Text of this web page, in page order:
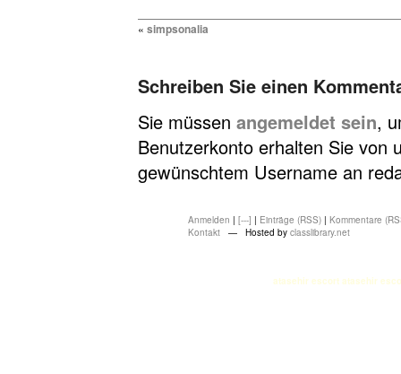
« simpsonalia
Schreiben Sie einen
Sie müssen angemeldet sein,
Benutzerkonto erhalten Sie von
gewünschtem Username an
Anmelden | [---] | Einträge (RSS) | Kommentare
Kontakt — Hosted by classlibrary.net
atasehir escort atasehir